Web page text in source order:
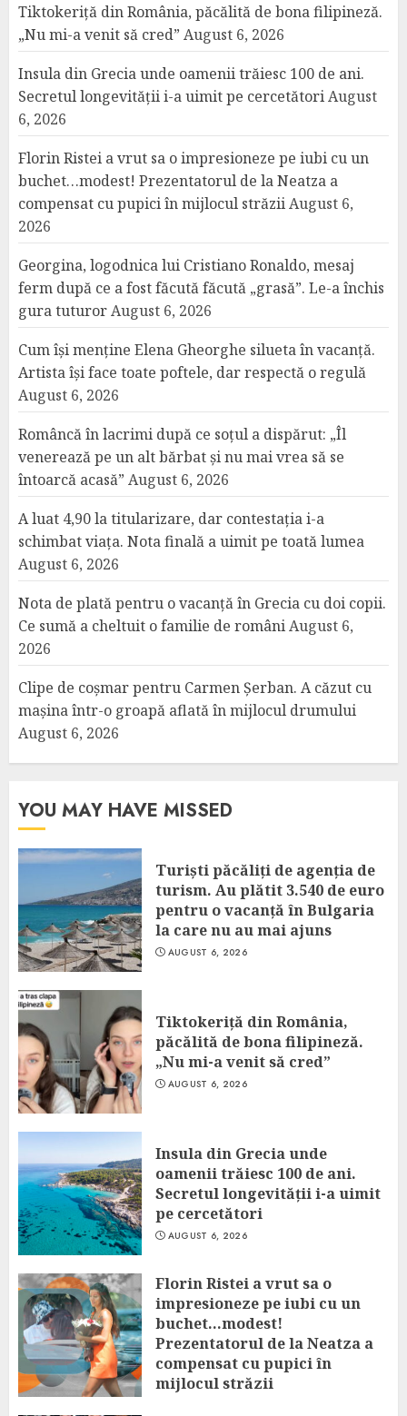
Tiktokeriță din România, păcălită de bona filipineză.
„Nu mi-a venit să cred” August 6, 2026
Insula din Grecia unde oamenii trăiesc 100 de ani.
Secretul longevității i-a uimit pe cercetătoriAugust
6, 2026
Florin Ristei a vrut sa o impresioneze pe iubi cu un
buchet…modest! Prezentatorul de la Neatza a
compensat cu pupici în mijlocul străziiAugust 6,
2026
Georgina, logodnica lui Cristiano Ronaldo, mesaj
ferm după ce a fost făcută făcută „grasă”. Le-a închis
gura tuturorAugust 6, 2026
Cum își menține Elena Gheorghe silueta în vacanță.
Artista își face toate poftele, dar respectă o regulă
August 6, 2026
Româncă în lacrimi după ce soțul a dispărut: „Îl
venerează pe un alt bărbat și nu mai vrea să se
întoarcă acasă” August 6, 2026
A luat 4,90 la titularizare, dar contestația i-a
schimbat viața. Nota finală a uimit pe toată lumea
August 6, 2026
Nota de plată pentru o vacanță în Grecia cu doi copii.
Ce sumă a cheltuit o familie de româniAugust 6,
2026
Clipe de coșmar pentru Carmen Șerban. A căzut cu
mașina într-o groapă aflată în mijlocul drumului
August 6, 2026
YOU MAY HAVE MISSED
Turiști păcăliți de agenția de
turism. Au plătit 3.540 de euro
pentru o vacanță în Bulgaria
la care nu au mai ajuns
AUGUST 6, 2026
Tiktokeriță din România,
păcălită de bona filipineză.
„Nu mi-a venit să cred”
AUGUST 6, 2026
Insula din Grecia unde
oamenii trăiesc 100 de ani.
Secretul longevității i-a uimit
pe cercetători
AUGUST 6, 2026
Florin Ristei a vrut sa o
impresioneze pe iubi cu un
buchet…modest!
Prezentatorul de la Neatza a
compensat cu pupici în
mijlocul străzii